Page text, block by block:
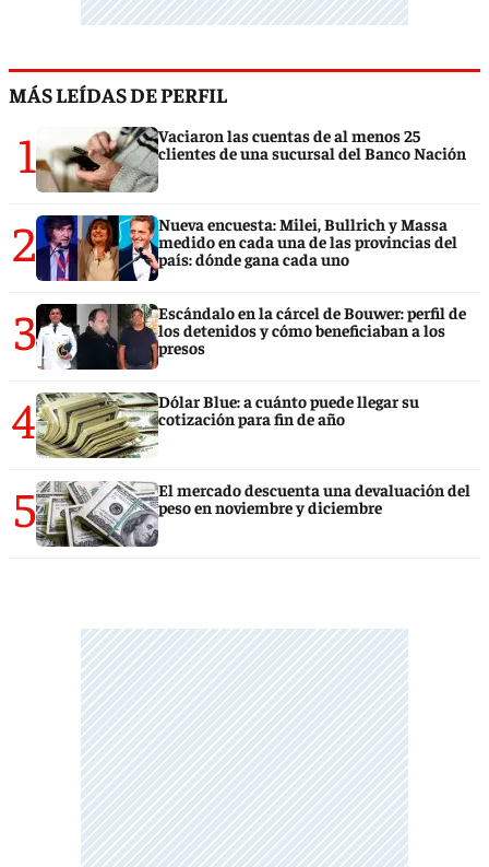
MÁS LEÍDAS DE PERFIL
1
Vaciaron las cuentas de al menos 25
clientes de una sucursal del Banco Nación
2
Nueva encuesta: Milei, Bullrich y Massa
medido en cada una de las provincias del
país: dónde gana cada uno
3
Escándalo en la cárcel de Bouwer: perfil de
los detenidos y cómo beneficiaban a los
presos
4
Dólar Blue: a cuánto puede llegar su
cotización para fin de año
5
El mercado descuenta una devaluación del
peso en noviembre y diciembre